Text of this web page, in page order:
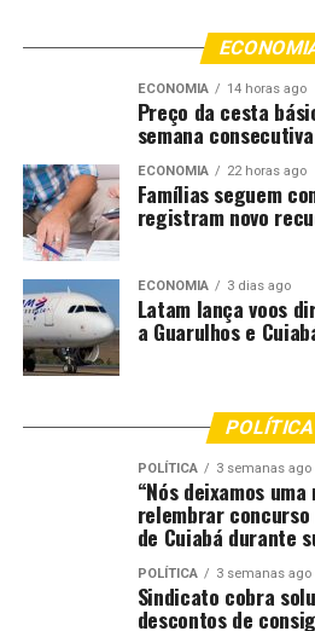
ECONOMIA 14 horas ago
Preço da cesta
semana
ECONOMIA 22 horas ago
Famílias seguem
registram novo
ECONOMIA 3 dias ago
Latam lança voos
a Guarulhos e
POLÍTICA
POLÍTICA 3 semanas ago
“Nós deixamos
relembrar
de Cuiabá durante
POLÍTICA 3 semanas ago
Sindicato cobra
descontos de